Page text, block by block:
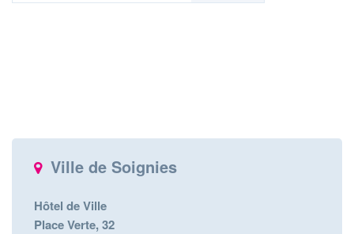
Ville de Soignies
Hôtel de Ville
Place Verte, 32